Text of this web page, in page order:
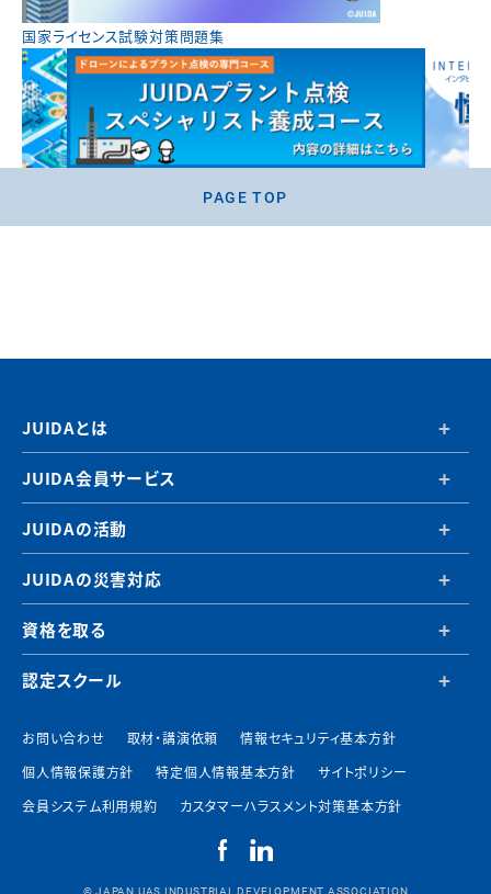
国家ライセンス試験対策問題集
PAGE TOP
JUIDAとは
JUIDA会員サービス
JUIDAの活動
JUIDAの災害対応
資格を取る
認定スクール
お問い合わせ 取材・講演依頼
情報セキュリティ基本方針
個人情報保護方針
特定個人情報基本方針
サイトポリシー
会員システム利用規約
カスタマーハラスメント対策基本方針